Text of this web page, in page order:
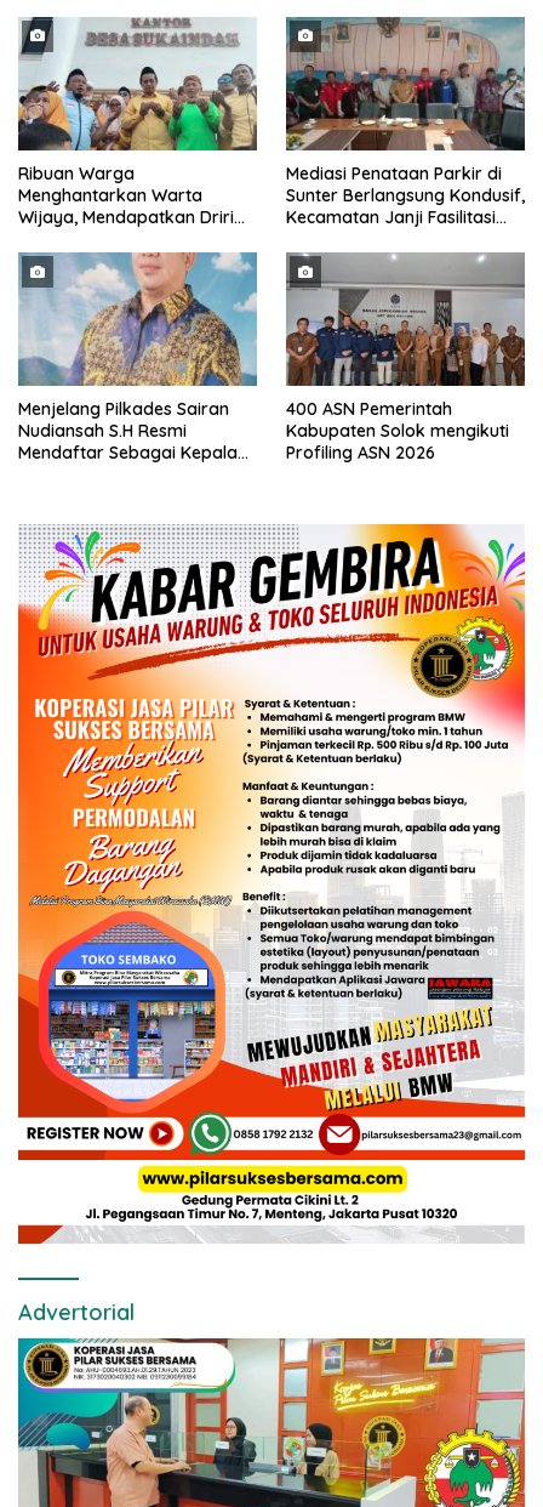
Ribuan Warga
Menghantarkan Warta
Wijaya, Mendapatkan Driri
Periode
Mediasi Penataan Parkir di
Sunter Berlangsung Kondusif,
Kecamatan Janji Fasilitasi
Menjelang Pilkades Sairan
Nudiansah S.H Resmi
Mendaftar Sebagai Kepala
400 ASN Pemerintah
Kabupaten Solok mengikuti
Profiling ASN 2026
Advertorial